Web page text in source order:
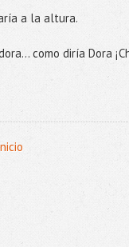
a la altura.
como diría Dora